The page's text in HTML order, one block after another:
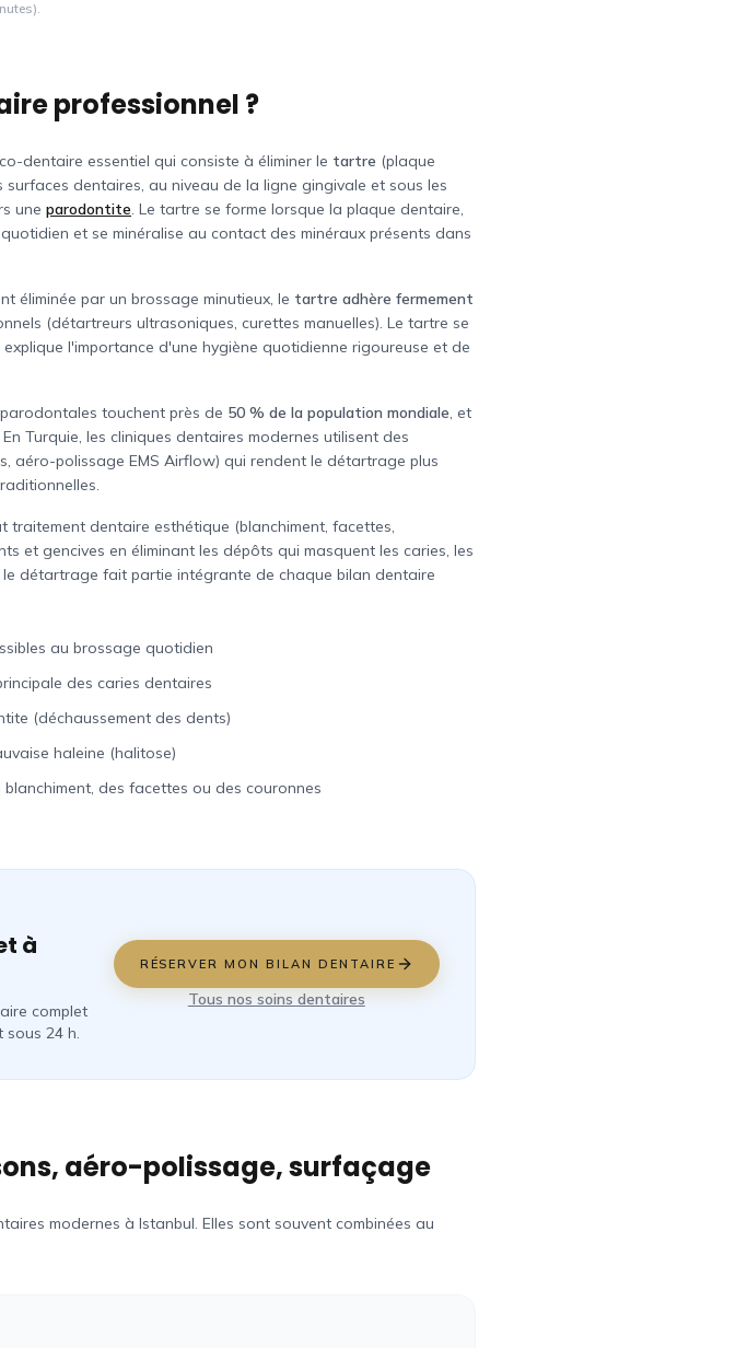
professionnel ?
dentaire essentiel qui consiste à éliminer le tartre (plaque
surfaces dentaires, au niveau de la ligne gingivale et sous les
une parodontite. Le tartre se forme lorsque la plaque dentaire,
et se minéralise au contact des minéraux présents dans
éliminée par un brossage minutieux, le tartre adhère fermement
(détartreurs ultrasoniques, curettes manuelles). Le tartre se
l'importance d'une hygiène quotidienne rigoureuse et de
touchent près de 50 % de la population mondiale, et
Turquie, les cliniques dentaires modernes utilisent des
aéro-polissage EMS Airflow) qui rendent le détartrage plus
traitement dentaire esthétique (blanchiment, facettes,
et gencives en éliminant les dépôts qui masquent les caries, les
le détartrage fait partie intégrante de chaque bilan dentaire
au brossage quotidien
des caries dentaires
(déchaussement des dents)
haleine (halitose)
des facettes ou des couronnes
à
complet
24 h.
RÉSERVER MON BILAN DENTAIRE
Tous nos soins dentaires
aéro-polissage, surfaçage
modernes à Istanbul. Elles sont souvent combinées au